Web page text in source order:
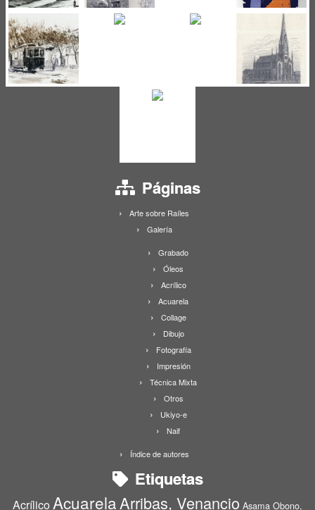
Páginas
Arte sobre Raíles
Galería
Grabado
Óleos
Acrílico
Acuarela
Collage
Dibujo
Fotografía
Impresión
Técnica Mixta
Otros
Ukiyo-e
Naif
Índice de autores
Etiquetas
Acrílico AcuarelaArribas, Venancio Asama Obono,